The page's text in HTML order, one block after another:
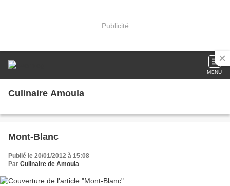
Publicité
MENU
Culinaire Amoula
Mont-Blanc
Publié le 20/01/2012 à 15:08
Par Culinaire de Amoula